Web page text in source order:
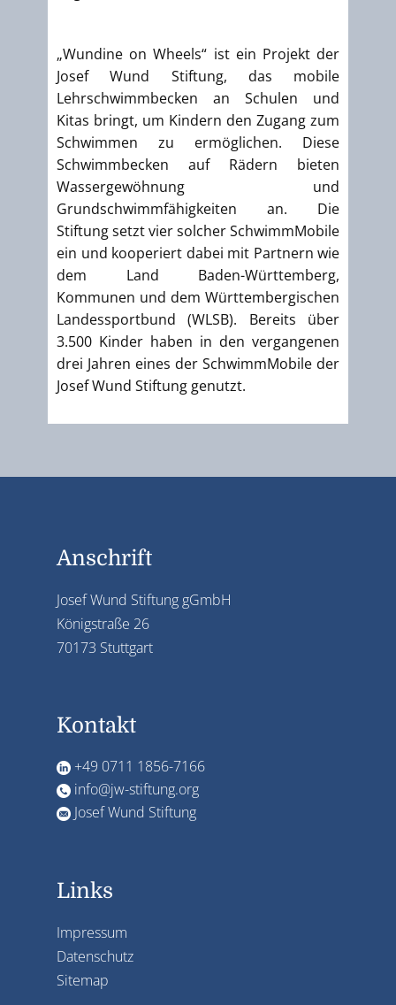
„Wundine on Wheels“ ist ein Projekt der
Josef Wund Stiftung, das mobile
Lehrschwimmbecken an Schulen und
Kitas bringt, um Kindern den Zugang zum
Schwimmen zu ermöglichen. Diese
Schwimmbecken auf Rädern bieten
Wassergewöhnung und
Grundschwimmfähigkeiten an. Die
Stiftung setzt vier solcher SchwimmMobile
ein und kooperiert dabei mit Partnern wie
dem Land Baden-Württemberg,
Kommunen und dem Württembergischen
Landessportbund (WLSB). Bereits über
3.500 Kinder haben in den vergangenen
drei Jahren eines der SchwimmMobile der
Josef Wund Stiftung genutzt.
Anschrift
Josef Wund Stiftung gGmbH
Königstraße 26
70173 Stuttgart
Kontakt
+49 0711 1856-7166
info@jw-stiftung.org
Josef Wund Stiftung
Links
Impressum
Datenschutz
Sitemap